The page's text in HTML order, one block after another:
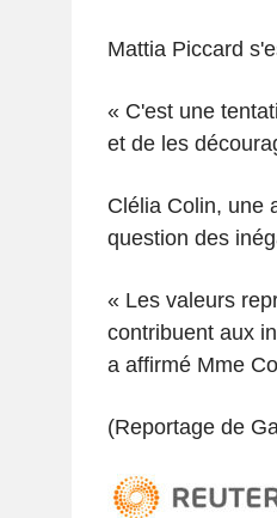
Mattia Piccard
« C'est une
et de les
Clélia Colin, une
question des
« Les valeurs
contribuent aux
a affirmé Mme
(Reportage de